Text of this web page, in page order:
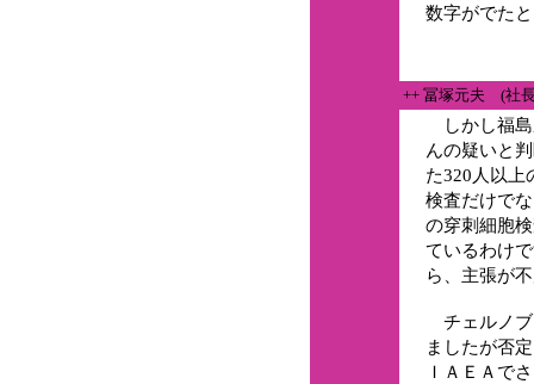
数字がでた
++ 冨塚元夫 (社
しかし福島
んの疑いと
た320人以上
検査だけで
の穿刺細胞
ているわけ
ら、主張が
チェルノブ
ましたが否
ＩＡＥＡで